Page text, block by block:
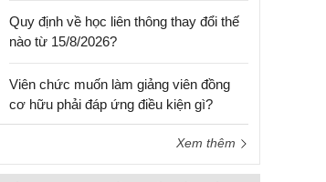
Quy định về học liên thông thay đổi thế
nào từ 15/8/2026?
Viên chức muốn làm giảng viên đồng
cơ hữu phải đáp ứng điều kiện gì?
Xem thêm